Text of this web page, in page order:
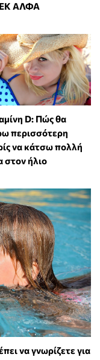
ΑΛΦΑ
D: Πώς θα
περισσότερη
να κάτσω πολλή
στον ήλιο
να γνωρίζετε για